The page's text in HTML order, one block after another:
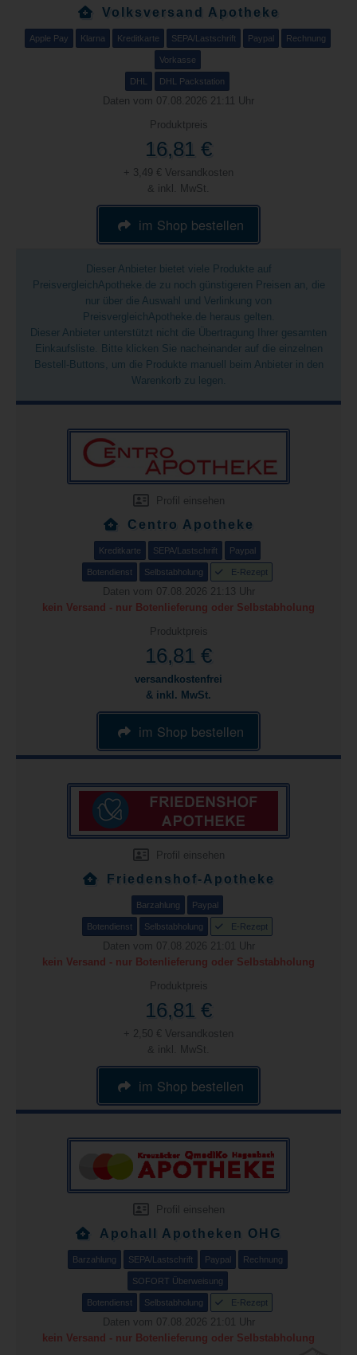
Volksversand Apotheke
Apple Pay Klarna Kreditkarte SEPA/Lastschrift Paypal Rechnung
Vorkasse
DHL DHL Packstation
Daten vom 07.08.2026 21:11 Uhr
Produktpreis
16,81 €
+ 3,49 € Versandkosten
& inkl. MwSt.
im Shop bestellen
Dieser Anbieter bietet viele Produkte auf
PreisvergleichApotheke.de zu noch günstigeren Preisen an, die
nur über die Auswahl und Verlinkung von
PreisvergleichApotheke.de heraus gelten.
Dieser Anbieter unterstützt nicht die Übertragung Ihrer gesamten
Einkaufsliste. Bitte klicken Sie nacheinander auf die einzelnen
Bestell-Buttons, um die Produkte manuell beim Anbieter in den
Warenkorb zu legen.
Profil einsehen
Centro Apotheke
Kreditkarte SEPA/Lastschrift Paypal
Botendienst Selbstabholung E-Rezept
Daten vom 07.08.2026 21:13 Uhr
kein Versand - nur Botenlieferung oder Selbstabholung
Produktpreis
16,81 €
versandkostenfrei
& inkl. MwSt.
im Shop bestellen
Profil einsehen
Friedenshof-Apotheke
Barzahlung Paypal
Botendienst Selbstabholung E-Rezept
Daten vom 07.08.2026 21:01 Uhr
kein Versand - nur Botenlieferung oder Selbstabholung
Produktpreis
16,81 €
+ 2,50 € Versandkosten
& inkl. MwSt.
im Shop bestellen
Profil einsehen
Apohall Apotheken OHG
Barzahlung SEPA/Lastschrift Paypal Rechnung
SOFORT Überweisung
Botendienst Selbstabholung E-Rezept
Daten vom 07.08.2026 21:01 Uhr
kein Versand - nur Botenlieferung oder Selbstabholung